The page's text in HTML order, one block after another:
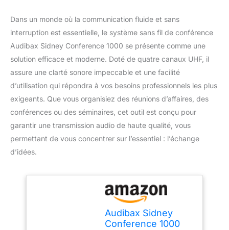
Dans un monde où la communication fluide et sans
interruption est essentielle, le système sans fil de conférence
Audibax Sidney Conference 1000 se présente comme une
solution efficace et moderne. Doté de quatre canaux UHF, il
assure une clarté sonore impeccable et une facilité
d’utilisation qui répondra à vos besoins professionnels les plus
exigeants. Que vous organisiez des réunions d’affaires, des
conférences ou des séminaires, cet outil est conçu pour
garantir une transmission audio de haute qualité, vous
permettant de vous concentrer sur l’essentiel : l’échange
d’idées.
Audibax Sidney
Conference 1000